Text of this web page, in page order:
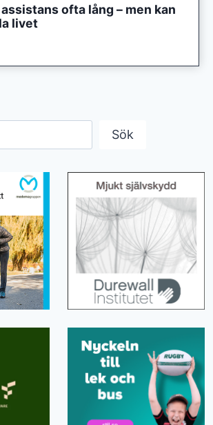
ofta lång – men kan
livet
Sök